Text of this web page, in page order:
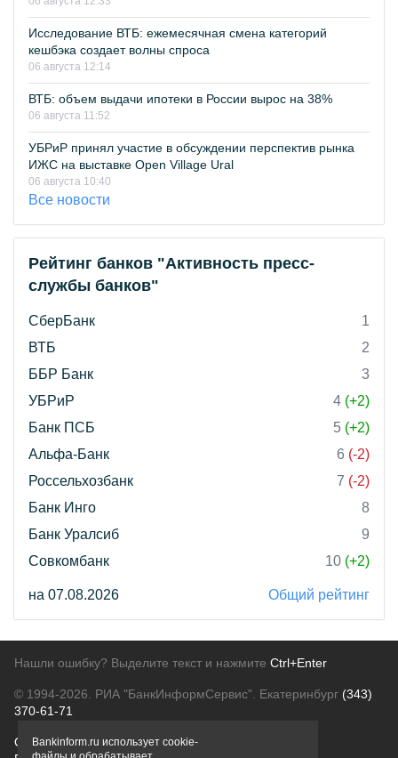
Исследование ВТБ: ежемесячная смена категорий
кешбэка создает волны спроса
06 августа 12:14
ВТБ: объем выдачи ипотеки в России вырос на 38%
06 августа 11:52
УБРиР принял участие в обсуждении перспектив рынка
ИЖС на выставке Open Village Ural
06 августа 10:40
Все новости
Рейтинг банков "Активность пресс-
службы банков"
СберБанк
1
ВТБ
2
ББР Банк
3
УБРиР
4 (+2)
Банк ПСБ
5 (+2)
Альфа-Банк
6 (-2)
Россельхозбанк
7 (-2)
Банк Инго
8
Банк Уралсиб
9
Совкомбанк
10 (+2)
на 07.08.2026 Общий рейтинг
Нашли ошибку? Выделите текст и нажмите Ctrl+Enter
© 1994-2026. РИА "БанкИнформСервис". Екатеринбург (343)
370-61-71
О проектеПолитика конфиденциальности
Bankinform.ru использует cookie-